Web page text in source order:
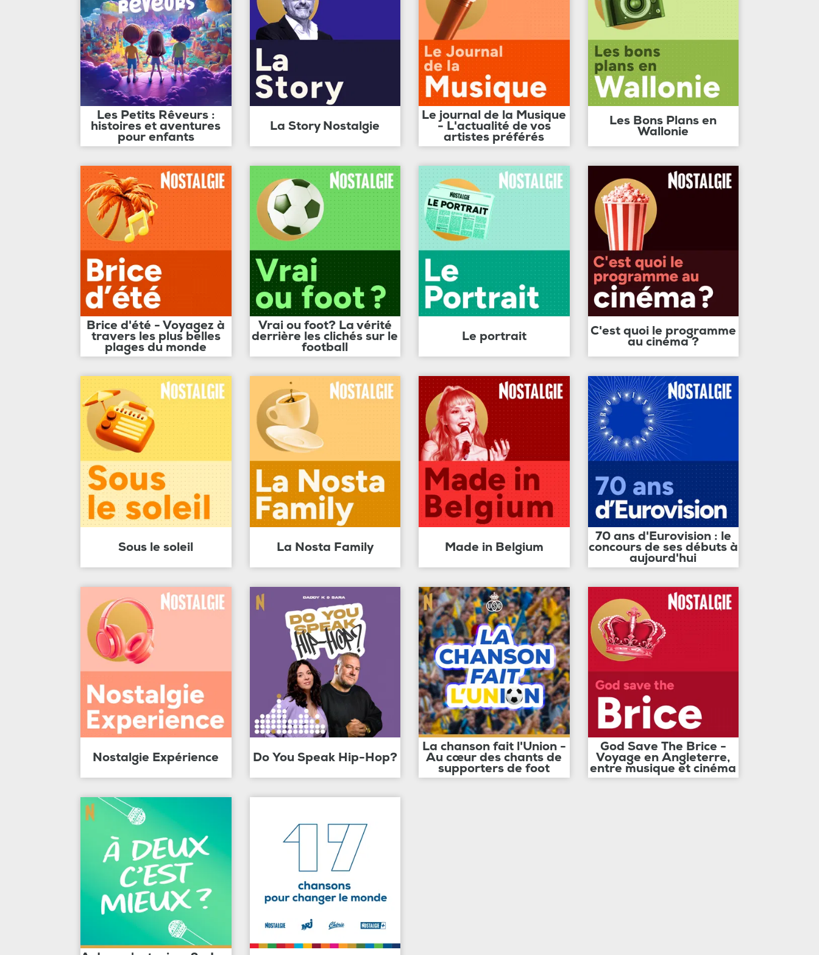
Les Petits Rêveurs :
histoires et aventures
pour enfants
La Story Nostalgie
Le journal de la Musique
- L'actualité de vos
artistes préférés
Les Bons Plans en
Wallonie
Brice d'été - Voyagez à
travers les plus belles
plages du monde
Vrai ou foot? La vérité
derrière les clichés sur le
football
Le portrait C'est quoi le programme
au cinéma ?
Sous le soleil La Nosta Family Made in Belgium
70 ans d'Eurovision : le
concours de ses débuts à
aujourd'hui
Nostalgie Expérience Do You Speak Hip-Hop?
La chanson fait l'Union -
Au cœur des chants de
supporters de foot
God Save The Brice -
Voyage en Angleterre,
entre musique et cinéma